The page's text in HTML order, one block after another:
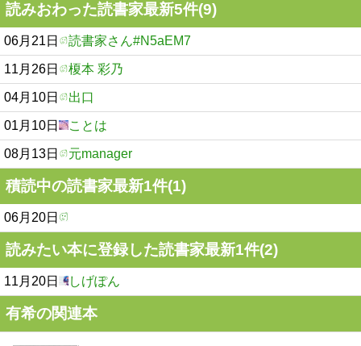
読みおわった読書家最新5件(9)
06月21日 読書家さん#N5aEM7
11月26日 榎本 彩乃
04月10日 出口
01月10日 ことは
08月13日 元manager
積読中の読書家最新1件(1)
06月20日
読みたい本に登録した読書家最新1件(2)
11月20日 しげぽん
有希の関連本